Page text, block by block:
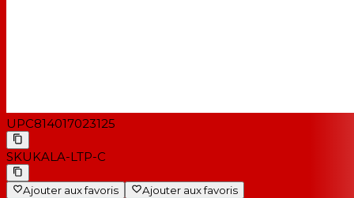
UPC814017023125
SKUKALA-LTP-C
Ajouter aux favoris Ajouter aux favoris